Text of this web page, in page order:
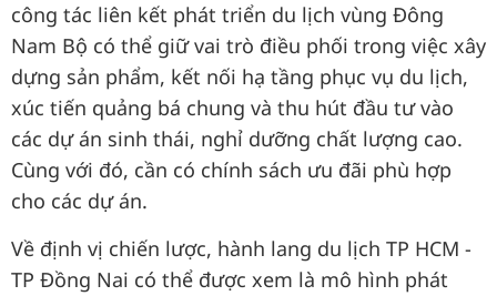
công tác liên kết phát triển du lịch vùng Đông
Nam Bộ có thể giữ vai trò điều phối trong việc xây
dựng sản phẩm, kết nối hạ tầng phục vụ du lịch,
xúc tiến quảng bá chung và thu hút đầu tư vào
các dự án sinh thái, nghỉ dưỡng chất lượng cao.
Cùng với đó, cần có chính sách ưu đãi phù hợp
cho các dự án.
Về định vị chiến lược, hành lang du lịch TP HCM -
TP Đồng Nai có thể được xem là mô hình phát